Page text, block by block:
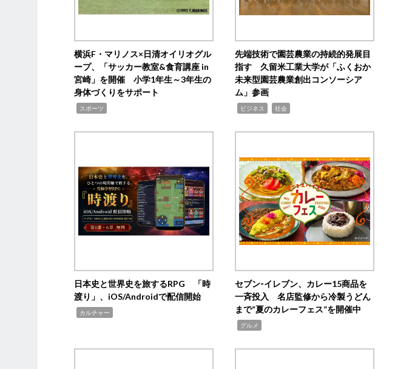
横浜F・マリノス×日清オイリオグル
ープ、「サッカー教室&食育講座 in
宮崎」を開催 小学1年生～3年生の
身体づくりをサポート
スポーツ
先端技術で園芸農業の持続的発展目
指す 久留米工業大学が「ふくおか
未来型園芸農業創出コンソーシア
ム」参画
ビジネス 社会
日本史と世界史を旅するRPG 「時
渡り」、iOS/Androidで配信開始
カルチャー
セブン‐イレブン、カレー15商品を
一斉投入 名店監修から冷製うどん
まで“夏のカレーフェス”を開催中
グルメ